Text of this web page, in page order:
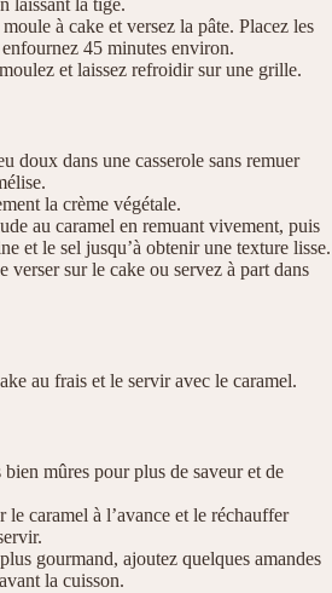
à cake et versez la pâte. Placez les
45 minutes environ.
et laissez refroidir sur une grille.
doux dans une casserole sans remuer
la crème végétale.
au caramel en remuant vivement, puis
et le sel jusqu’à obtenir une texture lisse.
verser sur le cake ou servez à part dans
au frais et le servir avec le caramel.
mûres pour plus de saveur et de
le caramel à l’avance et le réchauffer
gourmand, ajoutez quelques amandes
la cuisson.